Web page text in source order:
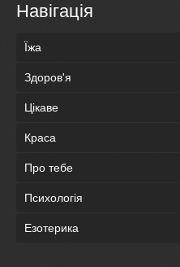
Навігація
Їжа
Здоров'я
Цікаве
Краса
Про тебе
Психологія
Езотерика